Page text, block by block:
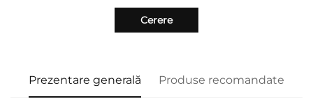
Cerere
Prezentare generală Produse recomandate